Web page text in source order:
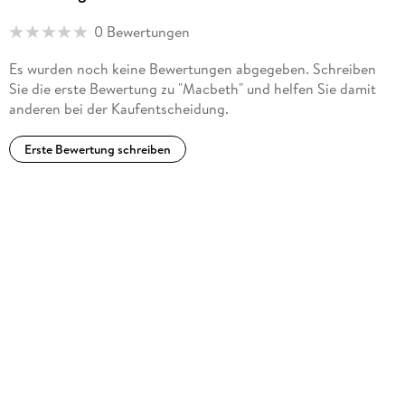
0 Bewertungen
Es wurden noch keine Bewertungen abgegeben. Schreiben
Sie die erste Bewertung zu "Macbeth" und helfen Sie damit
anderen bei der Kaufentscheidung.
Erste Bewertung schreiben